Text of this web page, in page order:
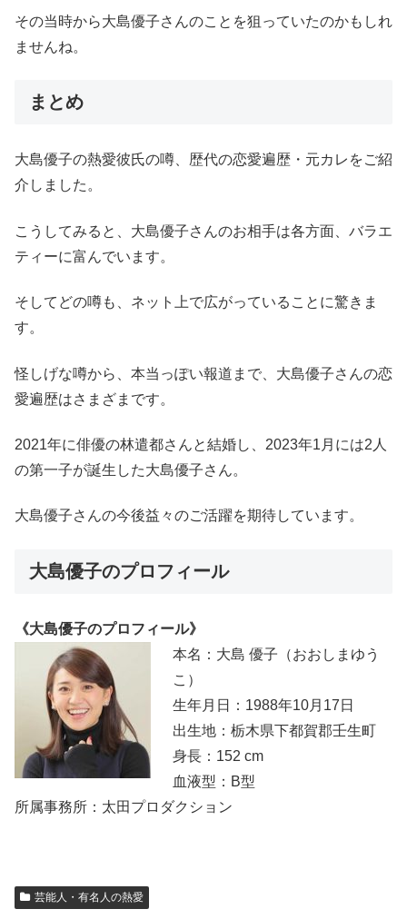
その当時から大島優子さんのことを狙っていたのかもしれ
ませんね。
まとめ
大島優子の熱愛彼氏の噂、歴代の恋愛遍歴・元カレをご紹
介しました。
こうしてみると、大島優子さんのお相手は各方面、バラエ
ティーに富んでいます。
そしてどの噂も、ネット上で広がっていることに驚きま
す。
怪しげな噂から、本当っぽい報道まで、大島優子さんの恋
愛遍歴はさまざまです。
2021年に俳優の林遣都さんと結婚し、2023年1月には2人
の第一子が誕生した大島優子さん。
大島優子さんの今後益々のご活躍を期待しています。
大島優子のプロフィール
《大島優子のプロフィール》
本名：大島 優子（おおしまゆう
こ）
生年月日：1988年10月17日
出生地：栃木県下都賀郡壬生町
身長：152 cm
血液型：B型
所属事務所：太田プロダクション
芸能人・有名人の熱愛